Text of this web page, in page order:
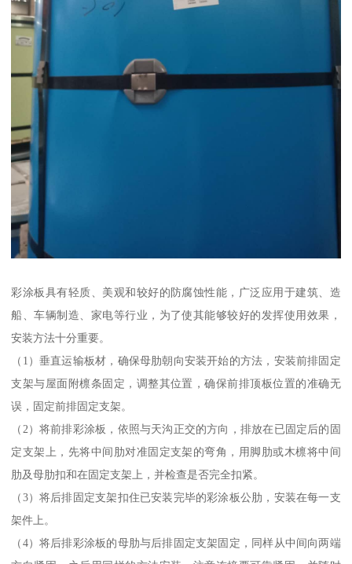
彩涂板具有轻质、美观和较好的防腐蚀性能，广泛应用于建筑、造
船、车辆制造、家电等行业，为了使其能够较好的发挥使用效果，
安装方法十分重要。
（1）垂直运输板材，确保母肋朝向安装开始的方法，安装前排固定
支架与屋面附檩条固定，调整其位置，确保前排顶板位置的准确无
误，固定前排固定支架。
（2）将前排彩涂板，依照与天沟正交的方向，排放在已固定后的固
定支架上，先将中间肋对准固定支架的弯角，用脚肋或木檩将中间
肋及母肋扣和在固定支架上，并检查是否完全扣紧。
（3）将后排固定支架扣住已安装完毕的彩涂板公肋，安装在每一支
架件上。
（4）将后排彩涂板的母肋与后排固定支架固定，同样从中间向两端